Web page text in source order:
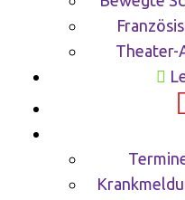
Theater-